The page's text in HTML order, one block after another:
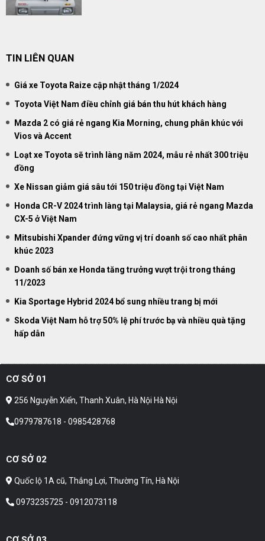
TIN LIÊN QUAN
Giá xe Toyota Raize cập nhật tháng 1/2024
Toyota Việt Nam điều chỉnh giá bán thu hút khách hàng
Mazda 2 có giá rẻ ngang Kia Morning, chung phân khúc với
Vios và Accent
Loạt xe Toyota sẽ trình làng năm 2024, mẫu rẻ nhất 300 triệu
đồng
Xe Nissan giảm giá sâu tới 150 triệu đồng tại Việt Nam
Honda CR-V 2024 trình làng tại Malaysia, giá rẻ ngang Mazda
CX-5 ở Việt Nam
Mitsubishi Xpander đứng vững vị trí doanh số cao nhất phân
khúc 2023
Doanh số bán xe Honda tăng trưởng vượt trội trong tháng
11/2023
Kia Sportage Hybrid 2024 bổ sung nhiều trang bị mới
Skoda Việt Nam hỗ trợ 50% lệ phí trước bạ và nhiều quà tặng
hấp dẫn
CƠ SỞ 01
256 Nguyễn Xiển, Thanh Xuân, Hà Nội Hà Nội
0979787618 - 0985428768
CƠ SỞ 02
Quốc lộ 1A cũ, Thắng Lợi, Thường Tín, Hà Nội
0973235725 - 0912073118